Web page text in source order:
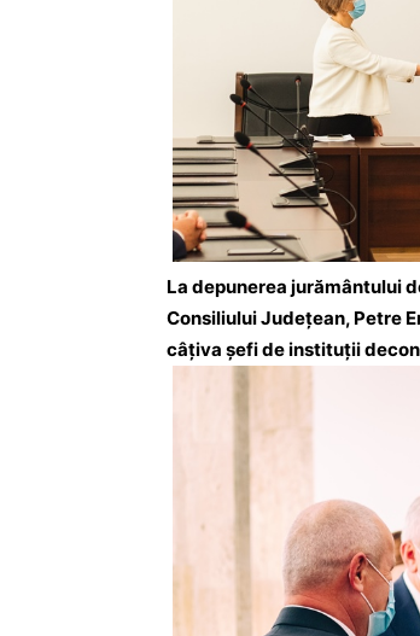
La depunerea jurământului
Consiliului Județean, Petre
câțiva șefi de instituții